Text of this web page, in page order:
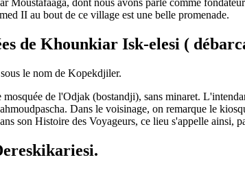
Moustafaaga, dont nous avons parlé comme
II au bout de ce village est une belle promenade.
de Khounkiar Isk-elesi (
le nom de Kopekdjiler.
de l'Odjak (bostandji), sans minaret.
Dans le voisinage, on remarque le
son Histoire des Voyageurs, ce lieu s'appelle